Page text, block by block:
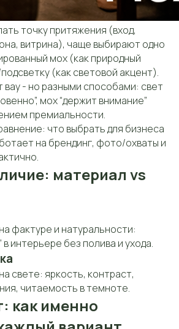
точку притяжения (вход,
витрина), чаще выбирают одно
мох (как природный
(как световой акцент).
- но разными способами: свет
мох “держит внимание”
премиальности.
что выбрать для бизнеса
на брендинг, фото/охваты и
материал vs
фактуре и натуральности:
в интерьере без полива и ухода.
свете: яркость, контраст,
читаемость в темноте.
как именно